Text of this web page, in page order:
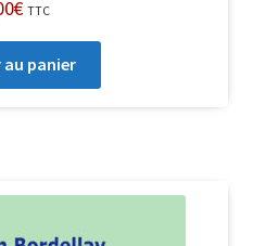
€ TTC
panier